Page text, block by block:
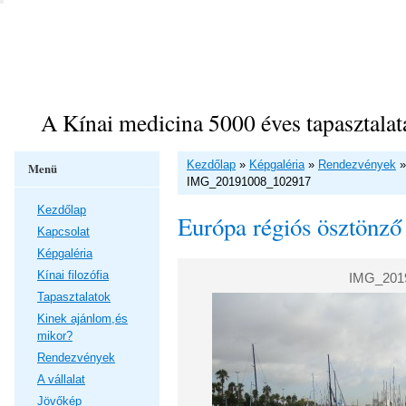
A Kínai medicina 5000 éves
Kezdőlap » Képgaléria» Rendezvények
IMG_20191008_102917
Európa régiós
Menü
Kezdőlap
Kapcsolat
Képgaléria
Kínai filozófia
Tapasztalatok
Kinek ajánlom,és
mikor?
Rendezvények
A vállalat
Jövőkép